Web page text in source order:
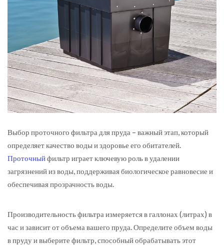
Выбор проточного фильтра для пруда – важный этап, который
определяет качество воды и здоровье его обитателей.
Проточныйфильтр играет ключевую роль в удалении
загрязнений из воды, поддерживая биологическое равновесие и
обеспечивая прозрачность воды.
Производительность фильтра измеряется в галлонах (литрах) в
час и зависит от объема вашего пруда. Определите объем воды
в пруду и выберите фильтр, способный обрабатывать этот